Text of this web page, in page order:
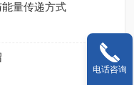
量传递方式
电话咨询